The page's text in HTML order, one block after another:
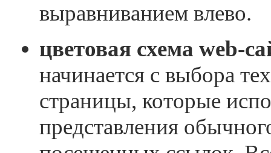
выравниванием влево.
цветовая схема web-
начинается с выбора
страницы, которые
представления